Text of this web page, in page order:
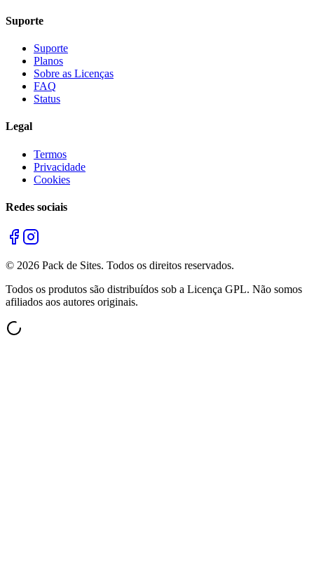
Suporte
Suporte
Planos
Sobre as Licenças
FAQ
Status
Legal
Termos
Privacidade
Cookies
Redes sociais
© 2026 Pack de Sites. Todos os direitos reservados.
Todos os produtos são distribuídos sob a Licença GPL. Não somos
afiliados aos autores originais.